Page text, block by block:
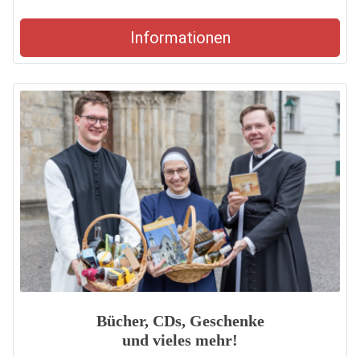
Informationen
Bücher, CDs, Geschenke
und vieles mehr!